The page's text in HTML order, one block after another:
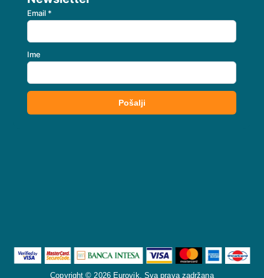
Copyright © 2026 Eurovik. Sva prava zadržana